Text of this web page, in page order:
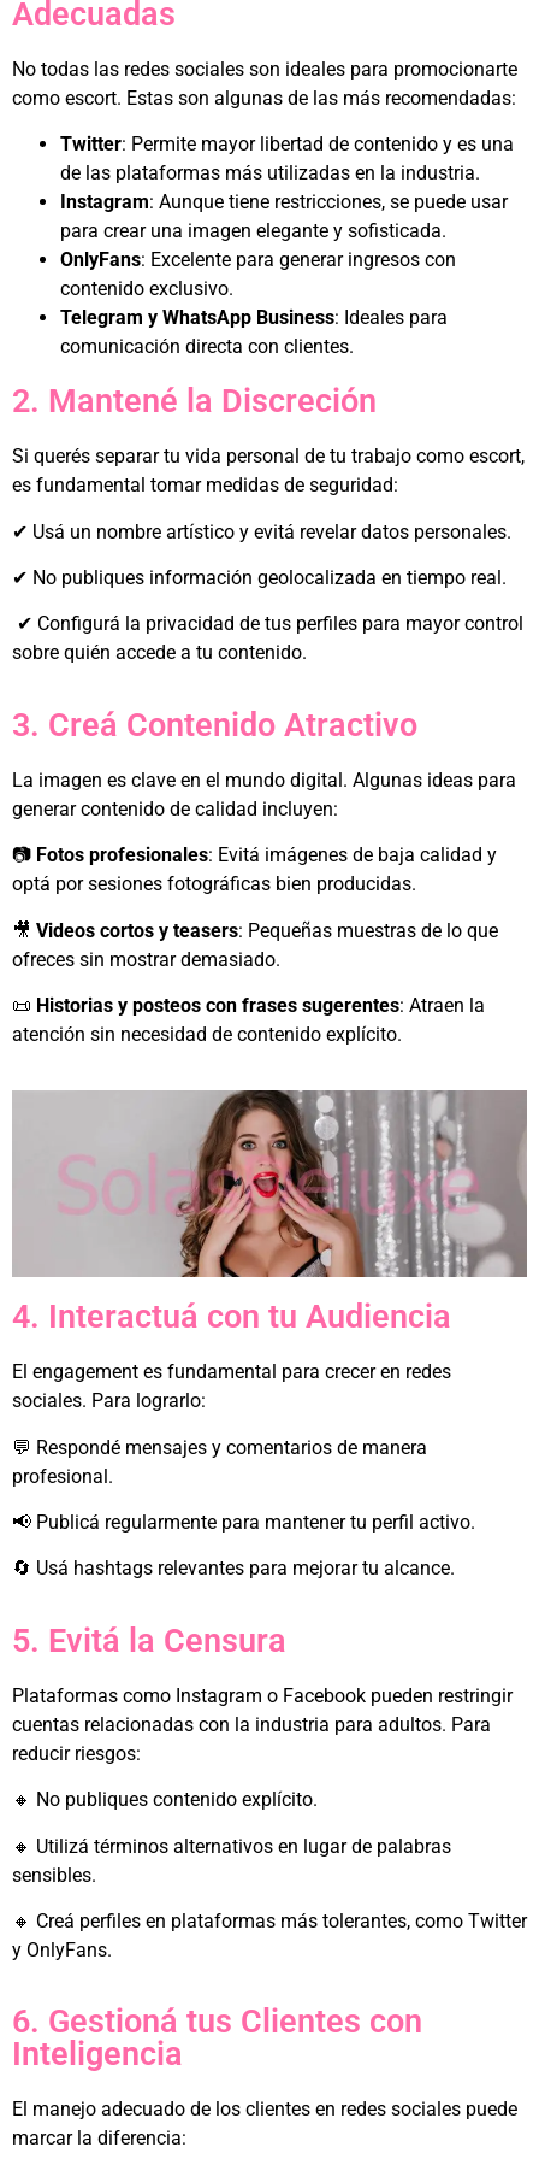
Adecuadas
No todas las redes sociales son ideales para promocionarte
como escort. Estas son algunas de las más recomendadas:
Twitter: Permite mayor libertad de contenido y es una
de las plataformas más utilizadas en la industria.
Instagram: Aunque tiene restricciones, se puede usar
para crear una imagen elegante y sofisticada.
OnlyFans: Excelente para generar ingresos con
contenido exclusivo.
Telegram y WhatsApp Business: Ideales para
comunicación directa con clientes.
2. Mantené la Discreción
Si querés separar tu vida personal de tu trabajo como escort,
es fundamental tomar medidas de seguridad:
✔ Usá un nombre artístico y evitá revelar datos personales.
✔ No publiques información geolocalizada en tiempo real.
✔ Configurá la privacidad de tus perfiles para mayor control
sobre quién accede a tu contenido.
3. Creá Contenido Atractivo
La imagen es clave en el mundo digital. Algunas ideas para
generar contenido de calidad incluyen:
📷 Fotos profesionales: Evitá imágenes de baja calidad y
optá por sesiones fotográficas bien producidas.
🎥 Videos cortos y teasers: Pequeñas muestras de lo que
ofreces sin mostrar demasiado.
📜 Historias y posteos con frases sugerentes: Atraen la
atención sin necesidad de contenido explícito.
4. Interactuá con tu Audiencia
El engagement es fundamental para crecer en redes
sociales. Para lograrlo:
💬 Respondé mensajes y comentarios de manera
profesional.
📢 Publicá regularmente para mantener tu perfil activo.
🔄 Usá hashtags relevantes para mejorar tu alcance.
5. Evitá la Censura
Plataformas como Instagram o Facebook pueden restringir
cuentas relacionadas con la industria para adultos. Para
reducir riesgos:
🔸 No publiques contenido explícito.
🔸 Utilizá términos alternativos en lugar de palabras
sensibles.
🔸 Creá perfiles en plataformas más tolerantes, como Twitter
y OnlyFans.
6. Gestioná tus Clientes con
Inteligencia
El manejo adecuado de los clientes en redes sociales puede
marcar la diferencia: